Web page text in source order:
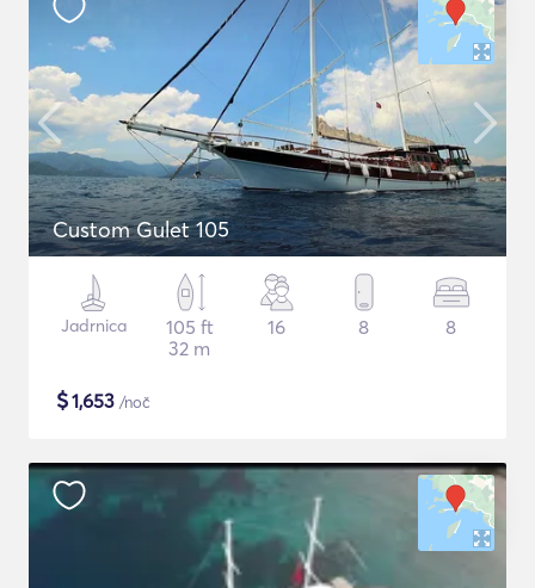
Custom Gulet 105
Jadrnica
105 ft
32 m
16 8 8
$1,653 /noč